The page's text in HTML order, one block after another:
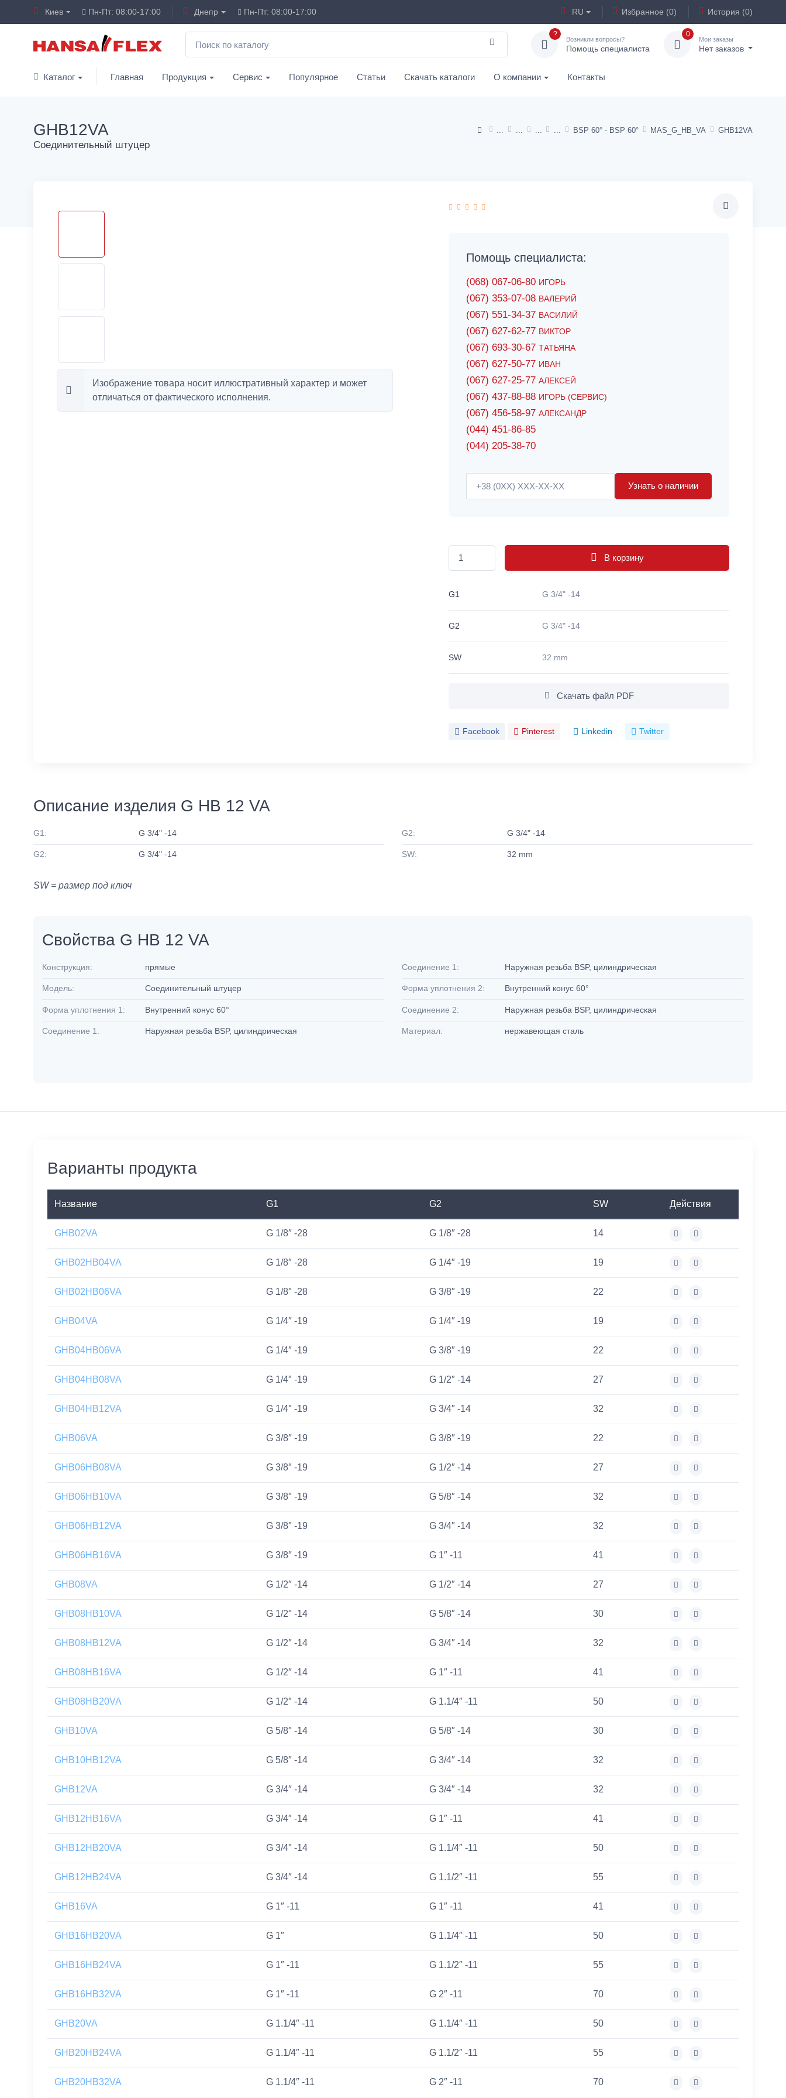
Киев Пн-Пт: 08:00-17:00 Днепр Пн-Пт: 08:00-17:00 RU Избранное (0) История (0)
?
Возникли вопросы?
Помощь специалиста
0
Мои заказы
Нет заказов
Каталог Главная Продукция Сервис Популярное Статьи Скачать каталоги О компании Контакты
BSP 60° - BSP 60° MAS_G_HB_VA GHB12VA
GHB12VA
Соединительный штуцер
Изображение товара носит иллюстративный характер и может
отличаться от фактического исполнения.
Помощь специалиста:
(068) 067-06-80 ИГОРЬ
(067) 353-07-08 ВАЛЕРИЙ
(067) 551-34-37 ВАСИЛИЙ
(067) 627-62-77 ВИКТОР
(067) 693-30-67 ТАТЬЯНА
(067) 627-50-77 ИВАН
(067) 627-25-77 АЛЕКСЕЙ
(067) 437-88-88 ИГОРЬ (СЕРВИС)
(067) 456-58-97 АЛЕКСАНДР
(044) 451-86-85
(044) 205-38-70
Узнать о наличии
В корзину
G1 G 3/4" -14
G2 G 3/4" -14
SW 32 mm
Скачать файл PDF
Facebook Pinterest Linkedin Twitter
Описание изделия G HB 12 VA
G1: G 3/4" -14
G2: G 3/4" -14
G2: G 3/4" -14
SW: 32 mm
SW = размер под ключ
Свойства G HB 12 VA
Конструкция: прямые
Модель: Соединительный штуцер
Форма уплотнения 1: Внутренний конус 60°
Соединение 1: Наружная резьба BSP, цилиндрическая
Соединение 1: Наружная резьба BSP, цилиндрическая
Форма уплотнения 2: Внутренний конус 60°
Соединение 2: Наружная резьба BSP, цилиндрическая
Материал: нержавеющая сталь
Варианты продукта
Название G1 G2 SW Действия
GHB02VA G 1/8″ -28 G 1/8″ -28 14
GHB02HB04VA G 1/8″ -28 G 1/4″ -19 19
GHB02HB06VA G 1/8″ -28 G 3/8″ -19 22
GHB04VA G 1/4″ -19 G 1/4″ -19 19
GHB04HB06VA G 1/4″ -19 G 3/8″ -19 22
GHB04HB08VA G 1/4″ -19 G 1/2″ -14 27
GHB04HB12VA G 1/4″ -19 G 3/4″ -14 32
GHB06VA G 3/8″ -19 G 3/8″ -19 22
GHB06HB08VA G 3/8″ -19 G 1/2″ -14 27
GHB06HB10VA G 3/8″ -19 G 5/8″ -14 32
GHB06HB12VA G 3/8″ -19 G 3/4″ -14 32
GHB06HB16VA G 3/8″ -19 G 1″ -11 41
GHB08VA G 1/2″ -14 G 1/2″ -14 27
GHB08HB10VA G 1/2″ -14 G 5/8″ -14 30
GHB08HB12VA G 1/2″ -14 G 3/4″ -14 32
GHB08HB16VA G 1/2″ -14 G 1″ -11 41
GHB08HB20VA G 1/2″ -14 G 1.1/4″ -11 50
GHB10VA G 5/8″ -14 G 5/8″ -14 30
GHB10HB12VA G 5/8″ -14 G 3/4″ -14 32
GHB12VA G 3/4″ -14 G 3/4″ -14 32
GHB12HB16VA G 3/4″ -14 G 1″ -11 41
GHB12HB20VA G 3/4″ -14 G 1.1/4″ -11 50
GHB12HB24VA G 3/4″ -14 G 1.1/2″ -11 55
GHB16VA G 1″ -11 G 1″ -11 41
GHB16HB20VA G 1″ G 1.1/4″ -11 50
GHB16HB24VA G 1″ -11 G 1.1/2″ -11 55
GHB16HB32VA G 1″ -11 G 2″ -11 70
GHB20VA G 1.1/4″ -11 G 1.1/4″ -11 50
GHB20HB24VA G 1.1/4″ -11 G 1.1/2″ -11 55
GHB20HB32VA G 1.1/4″ -11 G 2″ -11 70